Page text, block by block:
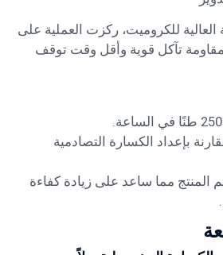
للكروميت، ركزت العملية على
تآكل قوية وأقل وقت توقف
بإعداد الكسارة التصادمية
مما ساعد على زيادة كفاءة